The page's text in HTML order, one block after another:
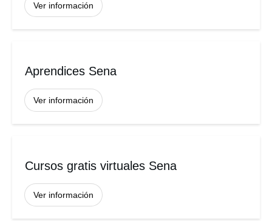
Ver información
Aprendices Sena
Ver información
Cursos gratis virtuales Sena
Ver información